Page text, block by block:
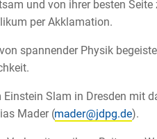
und von ihrer besten Seite
per Akklamation.
spannender Physik
Slam in Dresden mit
Mader (
).